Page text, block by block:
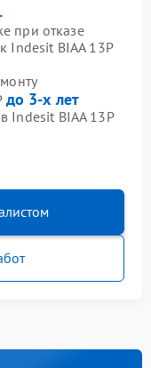
при отказе
Indesit BIAA 13P
до 3-х лет
Indesit BIAA 13P